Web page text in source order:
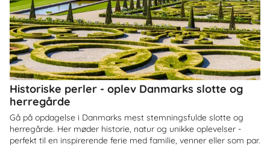
Historiske perler - oplev Danmarks slotte og
herregårde
Gå på opdagelse i Danmarks mest stemningsfulde slotte og
herregårde. Her møder historie, natur og unikke oplevelser -
perfekt til en inspirerende ferie med familie, venner eller som par.